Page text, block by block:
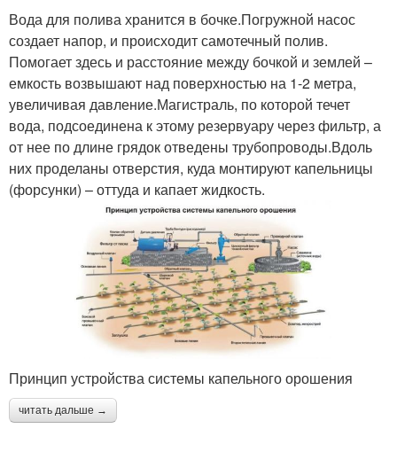
Вода для полива хранится в бочке.Погружной насос
создает напор, и происходит самотечный полив.
Помогает здесь и расстояние между бочкой и землей –
емкость возвышают над поверхностью на 1-2 метра,
увеличивая давление.Магистраль, по которой течет
вода, подсоединена к этому резервуару через фильтр, а
от нее по длине грядок отведены трубопроводы.Вдоль
них проделаны отверстия, куда монтируют капельницы
(форсунки) – оттуда и капает жидкость.
Принцип устройства системы капельного орошения
читать дальше →